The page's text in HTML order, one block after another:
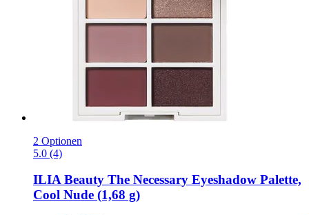
2 Optionen
5.0 (4)
ILIA Beauty The Necessary Eyeshadow Palette,
Cool Nude (1,68 g)